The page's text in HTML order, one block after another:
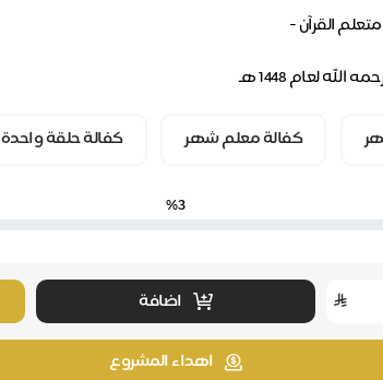
كفالة معلم شهر كفالة حلقة واحدة
%3
اضافة
اهداء المشروع